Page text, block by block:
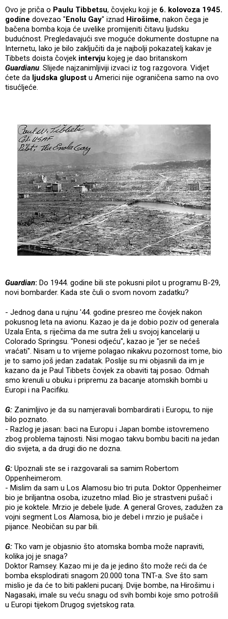
Ovo je priča o Paulu Tibbetsu, čovjeku koji je 6. kolovoza 1945.
godine dovezao "Enolu Gay" iznad Hirošime, nakon čega je
bačena bomba koja će uvelike promijeniti čitavu ljudsku
budućnost. Pregledavajući sve moguće dokumente dostupne na
Internetu, lako je bilo zaključiti da je najbolji pokazatelj kakav je
Tibbets doista čovjek intervju kojeg je dao britanskom
Guardianu. Slijede najzanimljiviji izvaci iz tog razgovora. Vidjet
ćete da ljudska glupost u Americi nije ograničena samo na ovo
tisućljeće.
Guardian: Do 1944. godine bili ste pokusni pilot u programu B-29,
novi bombarder. Kada ste čuli o svom novom zadatku?
- Jednog dana u rujnu '44. godine presreo me čovjek nakon
pokusnog leta na avionu. Kazao je da je dobio poziv od generala
Uzala Enta, s riječima da me sutra želi u svojoj kancelariji u
Colorado Springsu. "Ponesi odjeću", kazao je "jer se nećeš
vraćati". Nisam u to vrijeme polagao nikakvu pozornost tome, bio
je to samo još jedan zadatak. Poslije su mi objasnili da im je
kazano da je Paul Tibbets čovjek za obaviti taj posao. Odmah
smo krenuli u obuku i pripremu za bacanje atomskih bombi u
Europi i na Pacifiku.
G: Zanimljivo je da su namjeravali bombardirati i Europu, to nije
bilo poznato.
- Razlog je jasan: baci na Europu i Japan bombe istovremeno
zbog problema tajnosti. Nisi mogao takvu bombu baciti na jedan
dio svijeta, a da drugi dio ne dozna.
G: Upoznali ste se i razgovarali sa samim Robertom
Oppenheimerom.
- Mislim da sam u Los Alamosu bio tri puta. Doktor Oppenheimer
bio je briljantna osoba, izuzetno mlad. Bio je strastveni pušač i
pio je koktele. Mrzio je debele ljude. A general Groves, zadužen za
vojni segment Los Alamosa, bio je debel i mrzio je pušače i
pijance. Neobičan su par bili.
G: Tko vam je objasnio što atomska bomba može napraviti,
kolika joj je snaga?
Doktor Ramsey. Kazao mi je da je jedino što može reći da će
bomba eksplodirati snagom 20.000 tona TNT-a. Sve što sam
mislio je da će to biti pakleni pucanj. Dvije bombe, na Hirošimu i
Nagasaki, imale su veću snagu od svih bombi koje smo potrošili
u Europi tijekom Drugog svjetskog rata.